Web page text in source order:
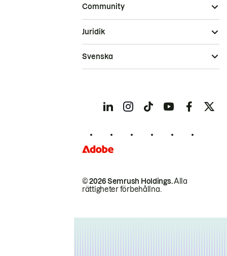
Community
© 2026 Semrush Holdings.Alla
rättigheter förbehållna.
Juridik
Svenska